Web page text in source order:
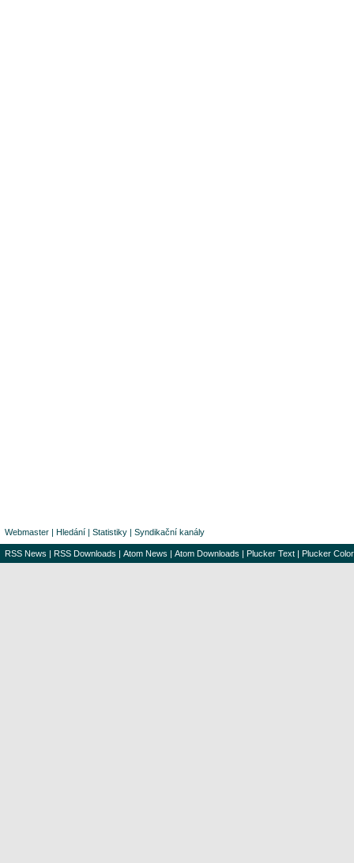
Webmaster | Hledání | Statistiky | Syndikační kanály
RSS News | RSS Downloads | Atom News | Atom Downloads | Plucker Text | Plucker Color